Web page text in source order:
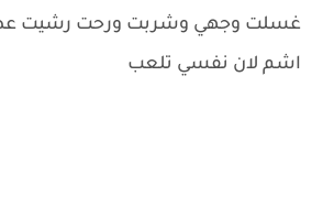
غسلت وجهي وشربت ورحت رشيت
اشم لان نفسي تلعب